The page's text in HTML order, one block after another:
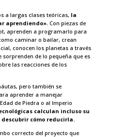
a largas clases teóricas, la
aprendiendo». Con piezas de
aprenden a programarlo para
caminar o bailar, crean
conocen los planetas a través
sorprenden de lo pequeña que es
las reacciones de los
pero también se
aprender a manejar
de Piedra o al Imperio
calculan incluso su
cómo reducirla.
correcto del proyecto que